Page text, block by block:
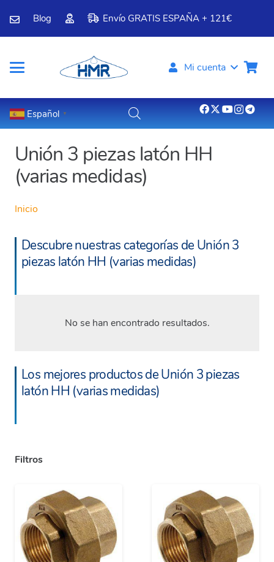
Blog Envío GRATIS ESPAÑA + 121€
Mi cuenta
Español ▼
Unión 3 piezas latón HH
(varias medidas)
Inicio
Descubre nuestras categorías de Unión 3
piezas latón HH (varias medidas)
No se han encontrado resultados.
Los mejores productos de Unión 3 piezas
latón HH (varias medidas)
Filtros